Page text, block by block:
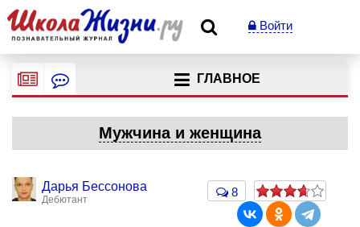
Войти
ГЛАВНОЕ
Мужчина и женщина
Дарья Бессонова
Дебютант
8